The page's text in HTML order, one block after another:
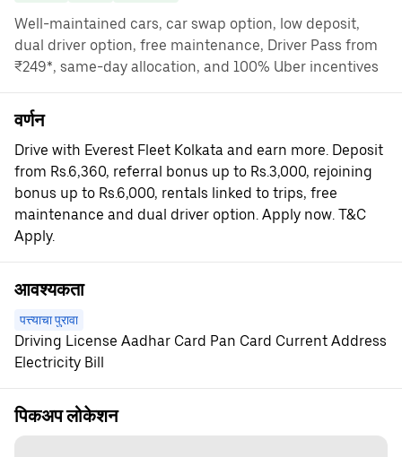
Well-maintained cars, car swap option, low deposit,
dual driver option, free maintenance, Driver Pass from
₹249*, same-day allocation, and 100% Uber incentives
वर्णन
Drive with Everest Fleet Kolkata and earn more. Deposit
from Rs.6,360, referral bonus up to Rs.3,000, rejoining
bonus up to Rs.6,000, rentals linked to trips, free
maintenance and dual driver option. Apply now. T&C
Apply.
आवश्यकता
पत्त्याचा पुरावा
Driving License Aadhar Card Pan Card Current Address
Electricity Bill
पिकअप लोकेशन